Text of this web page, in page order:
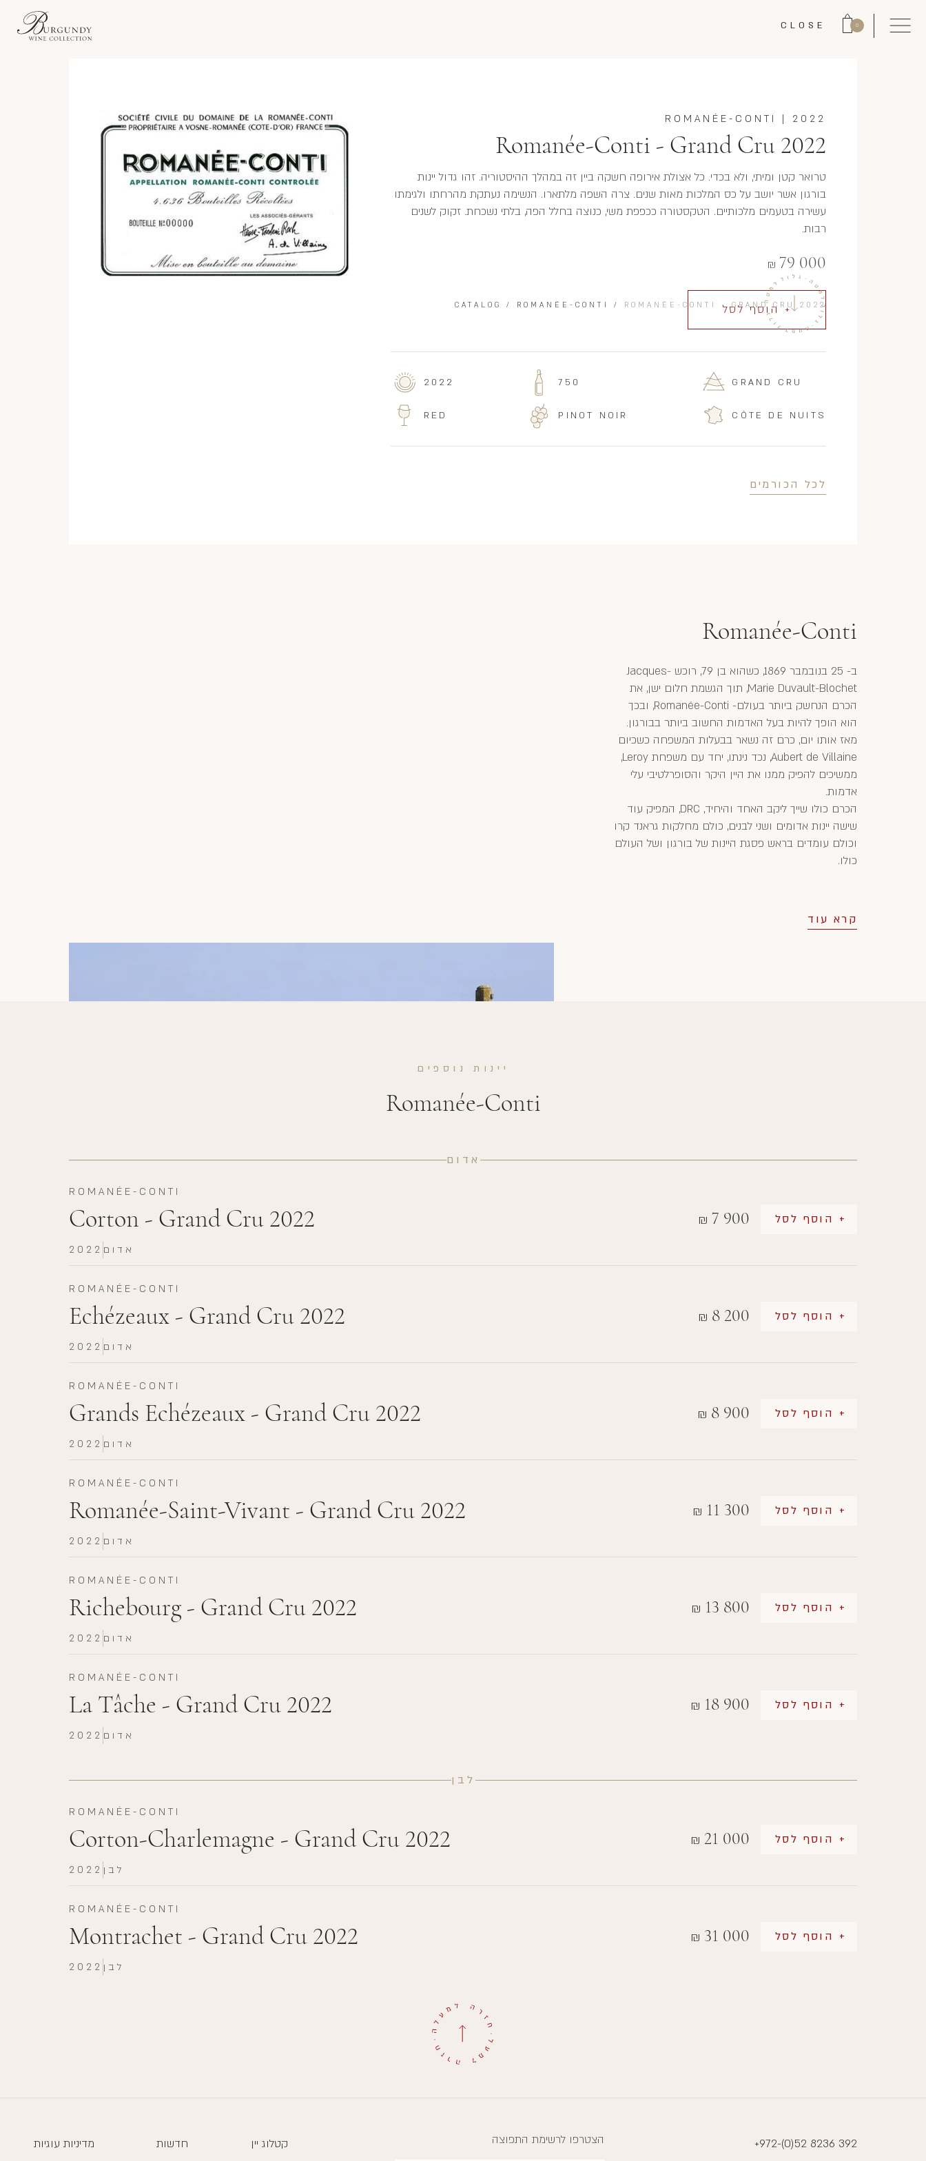
0
CLOSE
CATALOG / ROMANÉE-CONTI / ROMANÉE-CONTI - GRAND CRU 2022
2022
|
ROMANÉE-CONTI
Romanée-Conti - Grand Cru 2022
טרואר קטן ומיתי, ולא בכדי. כל אצולת אירופה חשקה ביין זה במהלך ההיסטוריה. זהו גדול יינות
בורגון אשר יושב על כס המלכות מאות שנים. צרה השפה מלתארו. הנשימה נעתקת מהרחתו ולגימתו
עשירה בטעמים מלכותיים. הטקסטורה ככפפת משי, כנוצה בחלל הפה, בלתי נשכחת. זקוק לשנים
רבות.
79 000
₪
+ הוסף לסל
2022
RED
750
PINOT NOIR
GRAND CRU
CÔTE DE NUITS
לכל הכורמים
Romanée-Conti
ב- 25 בנובמבר 1869, כשהוא בן 79, רוכש Jacques-
Marie Duvault-Blochet, תוך הגשמת חלום ישן, את
הכרם הנחשק ביותר בעולם- Romanée-Conti, ובכך
הוא הופך להיות בעל האדמות החשוב ביותר בבורגון.
מאז אותו יום, כרם זה נשאר בבעלות המשפחה כשכיום
Aubert de Villaine, נכד נינתו, יחד עם משפחת Leroy,
ממשיכים להפיק ממנו את היין היקר והסופרלטיבי עלי
אדמות.
הכרם כולו שייך ליקב האחד והיחיד, DRC, המפיק עוד
שישה יינות אדומים ושני לבנים, כולם מחלקות גראנד קרו
וכולם עומדים בראש פסגת היינות של בורגון ושל העולם
כולו.
קרא עוד
יינות נוספים
Romanée-Conti
אדום
ROMANÉE-CONTI
Corton - Grand Cru 2022 ₪ 7 900 + הוסף לסל
2022 אדום
ROMANÉE-CONTI
Echézeaux - Grand Cru 2022 ₪ 8 200 + הוסף לסל
2022 אדום
ROMANÉE-CONTI
Grands Echézeaux - Grand Cru 2022 ₪ 8 900 + הוסף לסל
2022 אדום
ROMANÉE-CONTI
Romanée-Saint-Vivant - Grand Cru 2022 ₪ 11 300 + הוסף לסל
2022 אדום
ROMANÉE-CONTI
Richebourg - Grand Cru 2022 ₪ 13 800 + הוסף לסל
2022 אדום
ROMANÉE-CONTI
La Tâche - Grand Cru 2022 ₪ 18 900 + הוסף לסל
2022 אדום
לבן
ROMANÉE-CONTI
Corton-Charlemagne - Grand Cru 2022 ₪ 21 000 + הוסף לסל
2022 לבן
ROMANÉE-CONTI
Montrachet - Grand Cru 2022 ₪ 31 000 + הוסף לסל
2022 לבן
+972-(0)52 8236 392
הצטרפו לרשימת התפוצה
קטלוג יין
חדשות
מדיניות עוגיות